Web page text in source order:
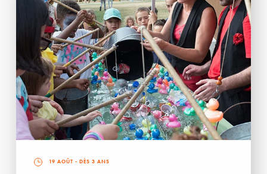
19 AOÛT - DÈS 3 ANS